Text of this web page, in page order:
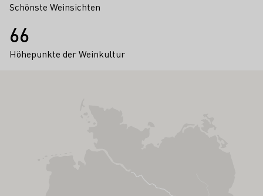
Schönste Weinsichten
66
Höhepunkte der Weinkultur